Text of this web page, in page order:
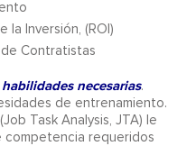
la Inversión, (ROI)
de Contratistas
necesarias.
de entrenamiento.
Task Analysis, JTA) le
competencia requeridos